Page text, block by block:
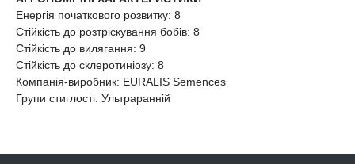
Енергія початкового розвитку: 8
Стійкість до розтріскування бобів: 8
Стійкість до вилягання: 9
Стійкість до склеротиніозу: 8
Компанія-виробник: EURALIS Semences
Групи стиглості: Ультраранній